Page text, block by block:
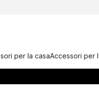
per la casaAccessori per